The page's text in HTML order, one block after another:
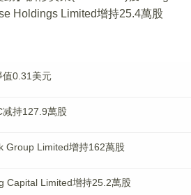
Holdings Limited增持25.4萬股
值0.31美元
减持127.9萬股
Group Limited增持162萬股
Capital Limited增持25.2萬股